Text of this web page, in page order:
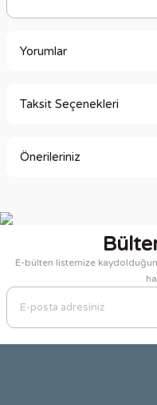
Yorumlar
Taksit Seçenekleri
Önerileriniz
Görüş ve önerileriniz için
Ürün resmi kalitesiz,
Ürün açıklamasında
Ürün bilgilerinde hatalar
E-bülten listemize